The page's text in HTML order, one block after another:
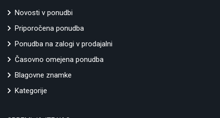
Novosti v ponudbi
Priporočena ponudba
Ponudba na zalogi v prodajalni
Časovno omejena ponudba
Blagovne znamke
Kategorije